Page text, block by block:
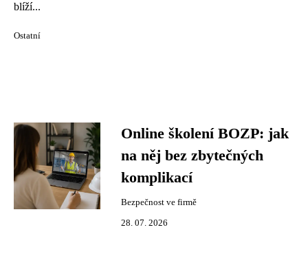
blíží...
Ostatní
Online školení BOZP: jak
na něj bez zbytečných
komplikací
Bezpečnost ve firmě
28. 07. 2026